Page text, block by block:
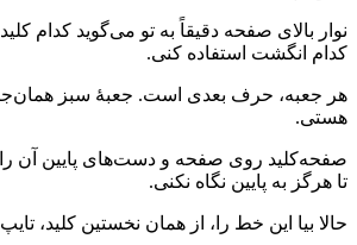
نوار بالای صفحه دقیقاً به تو می‌گوید کدام
کدام انگشت استفاده کنی.
هر جعبه، حرف بعدی است. جعبهٔ سبز
هستی.
صفحه‌کلید روی صفحه و دست‌های پایین آن
تا هرگز به پایین نگاه نکنی.
حالا بیا این خط را، از همان نخستین کلید،